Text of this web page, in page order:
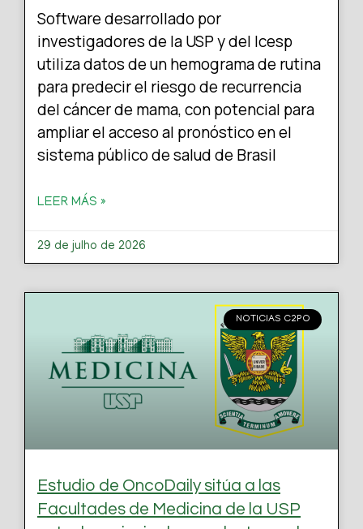
Software desarrollado por
investigadores de la USP y del Icesp
utiliza datos de un hemograma de rutina
para predecir el riesgo de recurrencia
del cáncer de mama, con potencial para
ampliar el acceso al pronóstico en el
sistema público de salud de Brasil
LEER MÁS »
29 de julho de 2026
NOTICIAS C2PO
Estudio de OncoDaily sitúa a las
Facultades de Medicina de la USP